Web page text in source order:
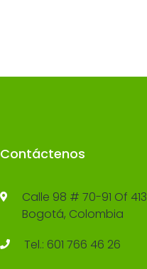
Contáctenos
Calle 98 # 70-91 Of 413
Bogotá, Colombia
Tel.: 601 766 46 26